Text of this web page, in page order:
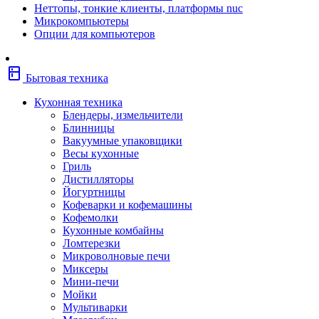
Фены
Щипцы
Электробритвы
Сушильные машины
Морозильные камеры
Плиты
Посудомоечные машины
Водонагреватели
Бойлеры
Встраиваемая техника
комбинированные
Духовые шкафы газовые
Неттопы, тонкие клиенты, платформы nuc
Микрокомпьютеры
Опции для компьютеров
kitchen Бытовая техника
Кухонная техника
Блендеры, измельчители
Блинницы
Вакуумные упаковщики
Весы кухонные
Гриль
Дистилляторы
Йогуртницы
Кофеварки и кофемашины
Кофемолки
Кухонные комбайны
Ломтерезки
Микроволновые печи
Миксеры
Мини-печи
Мойки
Мультиварки